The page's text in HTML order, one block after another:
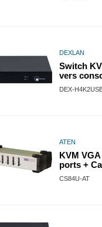
DEXLAN
Switch
vers
DEX-
ATEN
KVM
ports +
CS84U-AT